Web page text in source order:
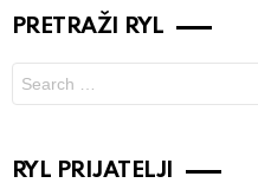
PRETRAŽI RYL
for:
RYL PRIJATELJI